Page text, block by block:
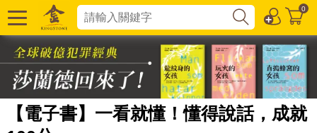
0
【電子書】一看就懂！懂得說話，成就